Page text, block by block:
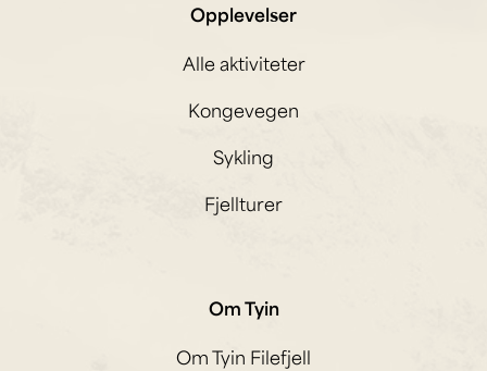
Opplevelser
Alle aktiviteter
Kongevegen
Sykling
Fjellturer
Om Tyin
Om Tyin Filefjell